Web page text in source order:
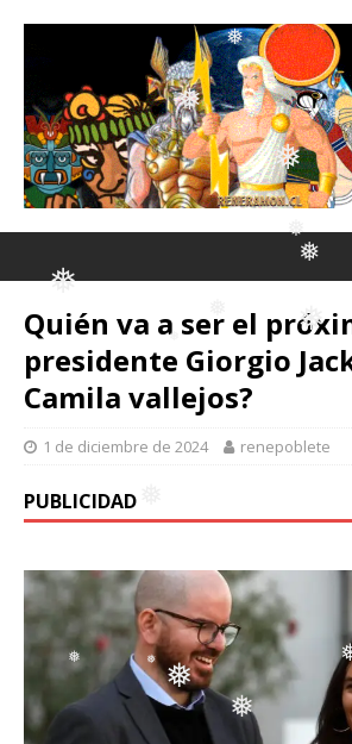
❅
❅
❅
❅
❅
❅
❅
❅
❅
❅
❅
Quién va a ser el
presidente Giorgio
Camila vallejos?
1 de diciembre de 2024 renepoblete
PUBLICIDAD